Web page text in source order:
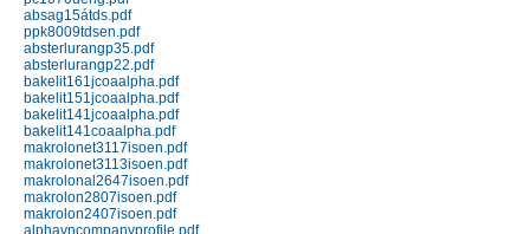
Nhựa Phenolic 141J (Bakelit) ép
phun
Chi tiết Mua hàng
absag15átds.pdf
ppk8009tdsen.pdf
absterlurangp35.pdf
absterlurangp22.pdf
bakelit161jcoaalpha.pdf
bakelit151jcoaalpha.pdf
bakelit141jcoaalpha.pdf
bakelit141coaalpha.pdf
makrolonet3117isoen.pdf
makrolonet3113isoen.pdf
makrolonal2647isoen.pdf
makrolon2807isoen.pdf
makrolon2407isoen.pdf
alphavncompanyprofile.pdf